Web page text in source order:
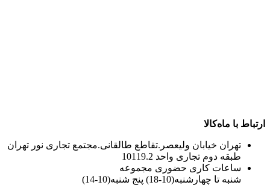
ارتباط با ماه‌کالا
تهران خیابان ولیعصر.تقاطع طالقانی.مجتمع تجاری نور تهران
طبقه دوم تجاری واحد 10119.2
ساعات کاری حضوری مجموعه
شنبه تا چهارشنبه(10-18) پنج شنبه(10-14)